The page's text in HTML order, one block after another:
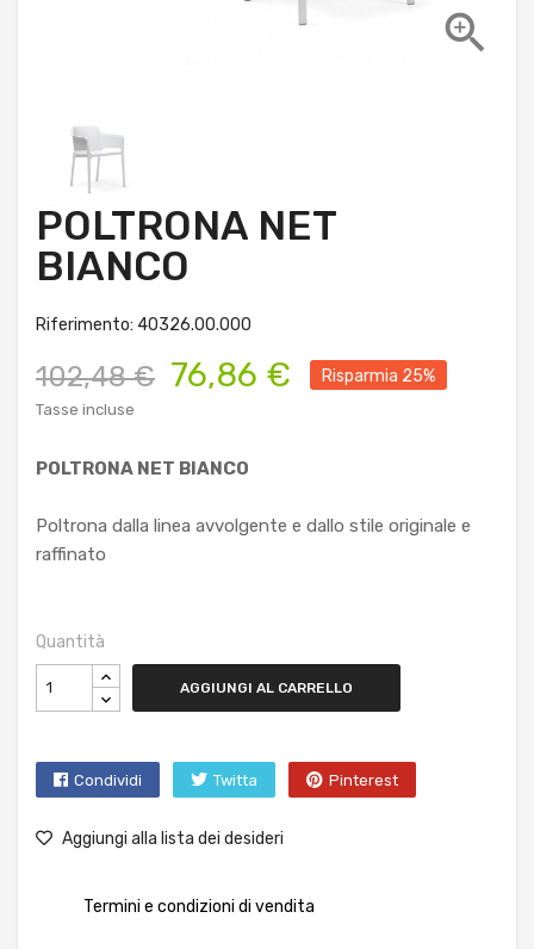

POLTRONA NET
BIANCO
Riferimento: 40326.00.000
102,48 € 76,86 € Risparmia 25%
Tasse incluse
POLTRONA NET BIANCO
Poltrona dalla linea avvolgente e dallo stile originale e
raffinato
Quantità
AGGIUNGI AL CARRELLO
Condividi Twitta Pinterest
Aggiungi alla lista dei desideri
Termini e condizioni di vendita